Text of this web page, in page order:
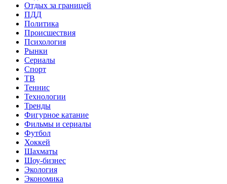
Отдых за границей
ПДД
Политика
Происшествия
Психология
Рынки
Сериалы
Спорт
ТВ
Теннис
Технологии
Тренды
Фигурное катание
Фильмы и сериалы
Футбол
Хоккей
Шахматы
Шоу-бизнес
Экология
Экономика